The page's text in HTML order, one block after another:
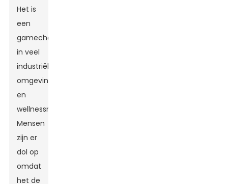
Het is
een
gamechanger
in veel
industriële
omgevingen
en
wellnessroutines.
Mensen
zijn er
dol op
omdat
het de